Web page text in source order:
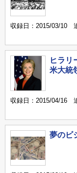
収録日：2015/03/10
ヒラリ
米大統
収録日：2015/04/16
夢のビ